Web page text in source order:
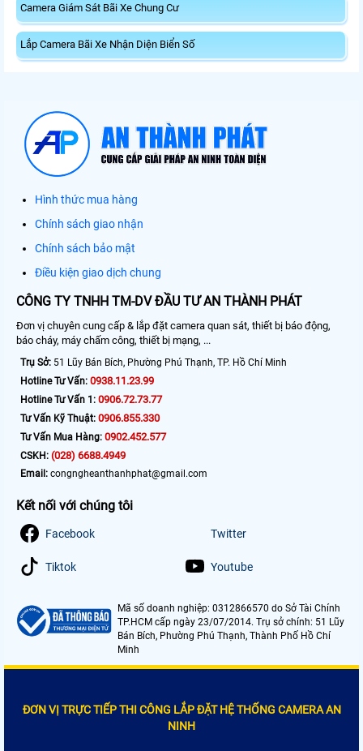
Camera Giám Sát Bãi Xe Chung Cư
Lắp Camera Bãi Xe Nhận Diện Biển Số
Hình thức mua hàng
Chính sách giao nhận
Chính sách bảo mật
Điều kiện giao dịch chung
CÔNG TY TNHH TM-DV ĐẦU TƯ AN THÀNH PHÁT
Đơn vị chuyên cung cấp & lắp đặt camera quan sát, thiết bị báo động,
báo cháy, máy chấm công, thiết bị mạng, ...
Trụ Sở: 51 Lũy Bán Bích, Phường Phú Thạnh, TP. Hồ Chí Minh
Hotline Tư Vấn: 0938.11.23.99
Hotline Tư Vấn 1: 0906.72.73.77
Tư Vấn Kỹ Thuật: 0906.855.330
Tư Vấn Mua Hàng: 0902.452.577
CSKH: (028) 6688.4949
Email: congngheanthanhphat@gmail.com
Kết nối với chúng tôi
Facebook Twitter
Tiktok Youtube
Mã số doanh nghiệp: 0312866570 do Sở Tài Chính
TP.HCM cấp ngày 23/07/2014. Trụ sở chính: 51 Lũy
Bán Bích, Phường Phú Thạnh, Thành Phố Hồ Chí
Minh
ĐƠN VỊ TRỰC TIẾP THI CÔNG LẮP ĐẶT HỆ THỐNG CAMERA AN
NINH